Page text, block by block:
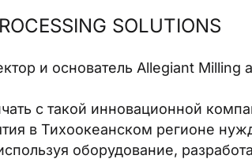
SOLUTIONS
и основатель Allegiant Milling
с такой инновационной
в Тихоокеанском регионе
оборудование,